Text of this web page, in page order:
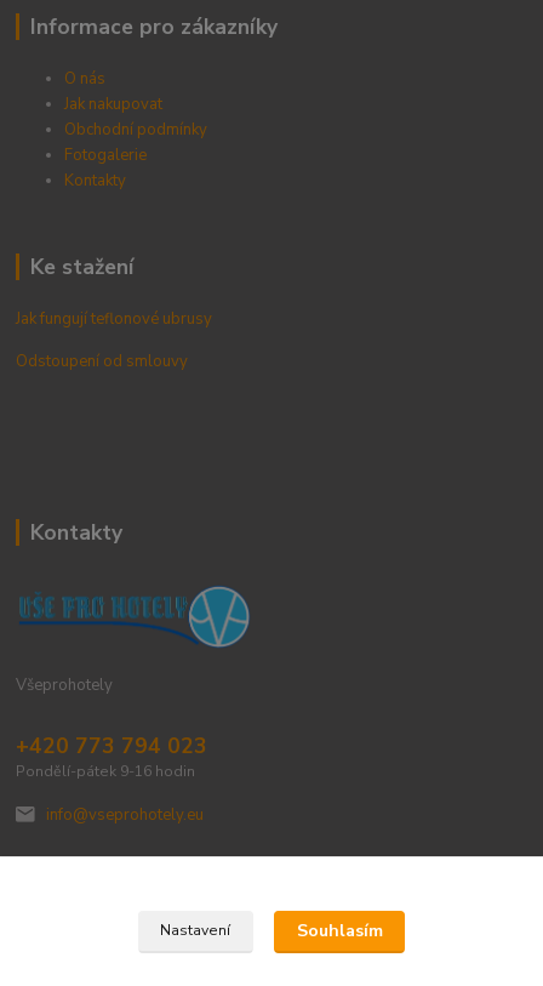
Informace pro zákazníky
O nás
Jak nakupovat
Obchodní podmínky
Fotogalerie
Kontakty
Ke stažení
Jak fungují teflonové ubrusy
Odstoupení od smlouvy
Kontakty
Všeprohotely
+420 773 794 023
Pondělí-pátek 9-16 hodin
info@vseprohotely.eu
Upravit sběr cookies.
Nastavení Souhlasím